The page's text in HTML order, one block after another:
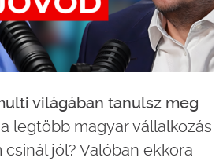
világában tanulsz meg
legtöbb magyar vállalkozás
jól? Valóban ekkora